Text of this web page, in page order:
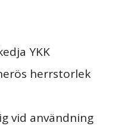
YKK
herrstorlek
vid användning